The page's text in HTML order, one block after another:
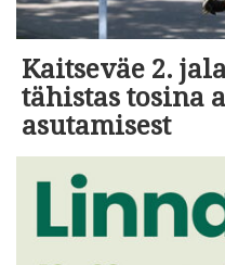
Kaitseväe 2.
tähistas tosina
asutamisest